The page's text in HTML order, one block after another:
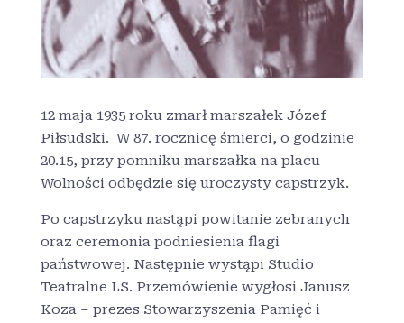
12 maja 1935 roku zmarł marszałek Józef
Piłsudski. W 87. rocznicę śmierci, o godzinie
20.15, przy pomniku marszałka na placu
Wolności odbędzie się uroczysty capstrzyk.
Po capstrzyku nastąpi powitanie zebranych
oraz ceremonia podniesienia flagi
państwowej. Następnie wystąpi Studio
Teatralne LS. Przemówienie wygłosi Janusz
Koza – prezes Stowarzyszenia Pamięć i